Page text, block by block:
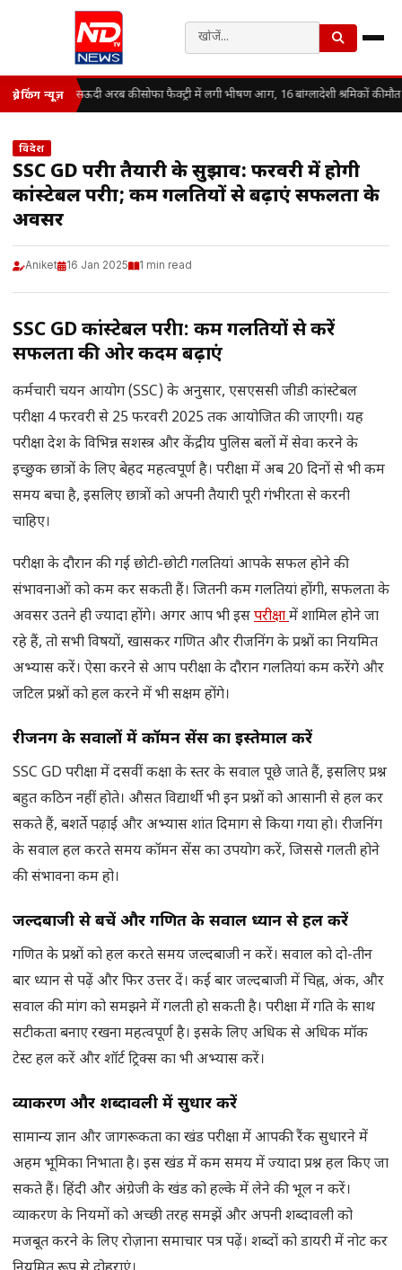
ब्रेकिंग न्यूज़ सऊदी अरब की सोफा फैक्ट्री में लगी भीषण आग, 16 बांग्लादेशी श्रमिकों की मौत
विदेश
SSC GD परीक्षा तैयारी के सुझाव: फरवरी में होगी
कांस्टेबल परीक्षा; कम गलतियों से बढ़ाएं सफलता के
अवसर
Aniket 16 Jan 2025 1 min read
SSC GD कांस्टेबल परीक्षा: कम गलतियों से करें
सफलता की ओर कदम बढ़ाएं
कर्मचारी चयन आयोग (SSC) के अनुसार, एसएससी जीडी कांस्टेबल
परीक्षा 4 फरवरी से 25 फरवरी 2025 तक आयोजित की जाएगी। यह
परीक्षा देश के विभिन्न सशस्त्र और केंद्रीय पुलिस बलों में सेवा करने के
इच्छुक छात्रों के लिए बेहद महत्वपूर्ण है। परीक्षा में अब 20 दिनों से भी कम
समय बचा है, इसलिए छात्रों को अपनी तैयारी पूरी गंभीरता से करनी
चाहिए।
परीक्षा के दौरान की गई छोटी-छोटी गलतियां आपके सफल होने की
संभावनाओं को कम कर सकती हैं। जितनी कम गलतियां होंगी, सफलता के
अवसर उतने ही ज्यादा होंगे। अगर आप भी इसपरीक्षामें शामिल होने जा
रहे हैं, तो सभी विषयों, खासकर गणित और रीजनिंग के प्रश्नों का नियमित
अभ्यास करें। ऐसा करने से आप परीक्षा के दौरान गलतियां कम करेंगे और
जटिल प्रश्नों को हल करने में भी सक्षम होंगे।
रीजनिंग के सवालों में कॉमन सेंस का इस्तेमाल करें
SSC GD परीक्षा में दसवीं कक्षा के स्तर के सवाल पूछे जाते हैं, इसलिए प्रश्न
बहुत कठिन नहीं होते। औसत विद्यार्थी भी इन प्रश्नों को आसानी से हल कर
सकते हैं, बशर्ते पढ़ाई और अभ्यास शांत दिमाग से किया गया हो। रीजनिंग
के सवाल हल करते समय कॉमन सेंस का उपयोग करें, जिससे गलती होने
की संभावना कम हो।
जल्दबाजी से बचें और गणित के सवाल ध्यान से हल करें
गणित के प्रश्नों को हल करते समय जल्दबाजी न करें। सवाल को दो-तीन
बार ध्यान से पढ़ें और फिर उत्तर दें। कई बार जल्दबाजी में चिह्न, अंक, और
सवाल की मांग को समझने में गलती हो सकती है। परीक्षा में गति के साथ
सटीकता बनाए रखना महत्वपूर्ण है। इसके लिए अधिक से अधिक मॉक
टेस्ट हल करें और शॉर्ट ट्रिक्स का भी अभ्यास करें।
व्याकरण और शब्दावली में सुधार करें
सामान्य ज्ञान और जागरूकता का खंड परीक्षा में आपकी रैंक सुधारने में
अहम भूमिका निभाता है। इस खंड में कम समय में ज्यादा प्रश्न हल किए जा
सकते हैं। हिंदी और अंग्रेजी के खंड को हल्के में लेने की भूल न करें।
व्याकरण के नियमों को अच्छी तरह समझें और अपनी शब्दावली को
मजबूत करने के लिए रोज़ाना समाचार पत्र पढ़ें। शब्दों को डायरी में नोट कर